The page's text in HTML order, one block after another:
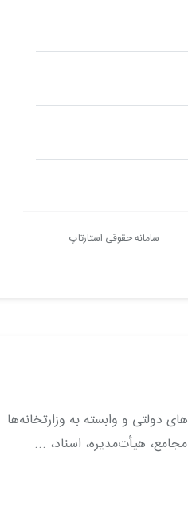
سامانه حقوقی استارتاپ
دولتی و وابسته به وزارتخانه‌ها
هیأت‌مدیره، اسناد، ...